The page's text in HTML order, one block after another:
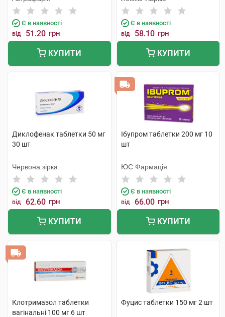
Є в наявності
від 51.20 грн
КУПИТИ
Є в наявності
від 58.10 грн
КУПИТИ
Диклофенак таблетки 50 мг
30 шт
Червона зірка
Є в наявності
від 62.60 грн
КУПИТИ
Ібупром таблетки 200 мг 10
шт
ЮС Фармація
Є в наявності
від 66.00 грн
КУПИТИ
Клотримазол таблетки
вагінальні 100 мг 6 шт
Фуцис таблетки 150 мг 2 шт